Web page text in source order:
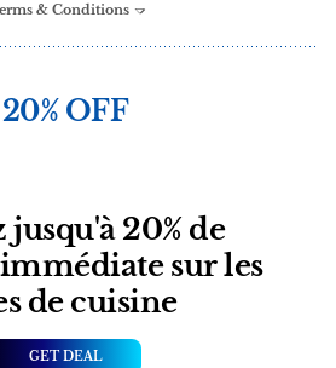
& Conditions
20% OFF
jusqu'à 20% de
sur les
de cuisine
GET DEAL